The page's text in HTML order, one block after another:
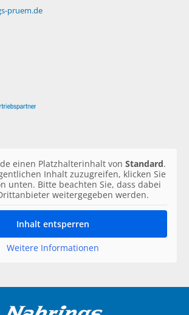
pruem.de
einen Platzhalterinhalt von Standard.
Inhalt zuzugreifen, klicken Sie
unten. Bitte beachten Sie, dass dabei
weitergegeben werden.
Inhalt entsperren
Weitere Informationen